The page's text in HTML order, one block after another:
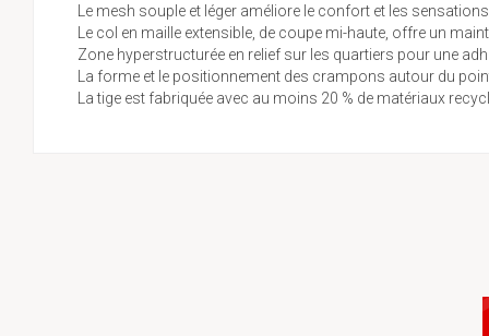
Le mesh souple et léger améliore le confort et les
Le col en maille extensible, de coupe mi-haute, offre un
Zone hyperstructurée en relief sur les quartiers pour une
La forme et le positionnement des crampons autour du
La tige est fabriquée avec au moins 20 % de matériaux